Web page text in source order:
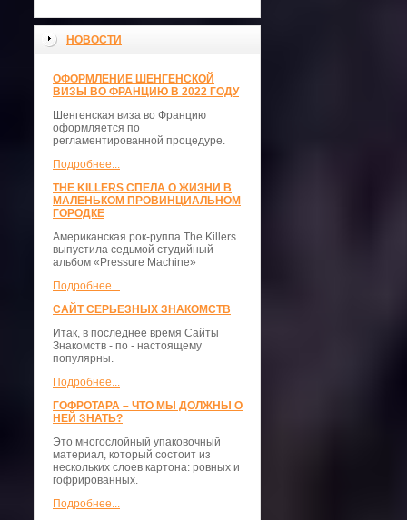
НОВОСТИ
ОФОРМЛЕНИЕ ШЕНГЕНСКОЙ
ВИЗЫ ВО ФРАНЦИЮ В 2022 ГОДУ
Шенгенская виза во Францию
оформляется по
регламентированной процедуре.
Подробнее...
THE KILLERS СПЕЛА О ЖИЗНИ В
МАЛЕНЬКОМ ПРОВИНЦИАЛЬНОМ
ГОРОДКЕ
Американская рок-руппа The Killers
выпустила седьмой студийный
альбом «Pressure Machine»
Подробнее...
САЙТ СЕРЬЕЗНЫХ ЗНАКОМСТВ
Итак, в последнее время Сайты
Знакомств - по - настоящему
популярны.
Подробнее...
ГОФРОТАРА – ЧТО МЫ ДОЛЖНЫ О
НЕЙ ЗНАТЬ?
Это многослойный упаковочный
материал, который состоит из
нескольких слоев картона: ровных и
гофрированных.
Подробнее...